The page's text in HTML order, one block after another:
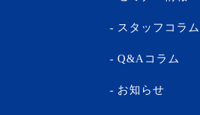
スタッフコラム
Q&Aコラム
お知らせ